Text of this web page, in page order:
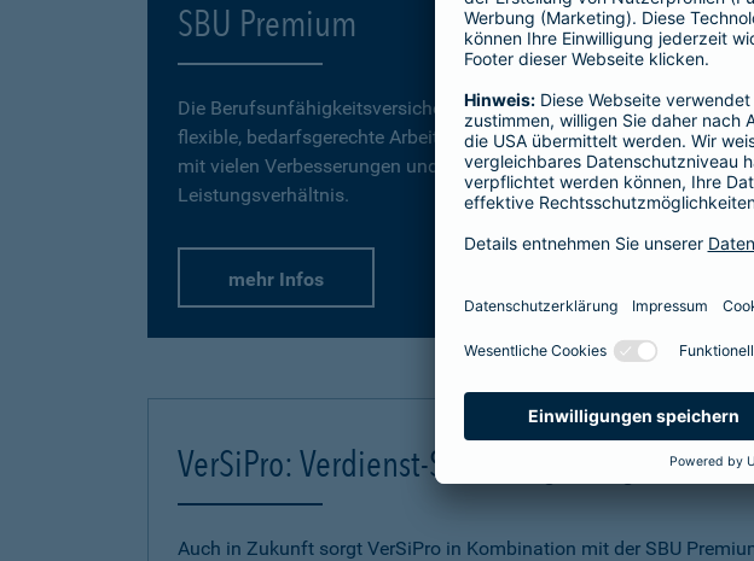
SBU Premium
Die BerufsunfähigkeitsversicherungSBU Premiumbietet eine
flexible, bedarfsgerechte Arbeitskraftabsicherung fürs Leben. Jetzt
mit vielen Verbesserungen und einem erstklassigen Preis-
Leistungsverhältnis.
mehr Infos
VerSiPro: Verdienst-Sicherungs-Programm
Auch in Zukunft sorgt VerSiPro in Kombination mit der SBU